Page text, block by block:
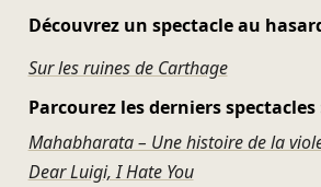
Découvrez un spectacle au
Sur les ruines de Carthage
Parcourez les derniers spectacles
Mahabharata – Une histoire de la
Dear Luigi, I Hate You